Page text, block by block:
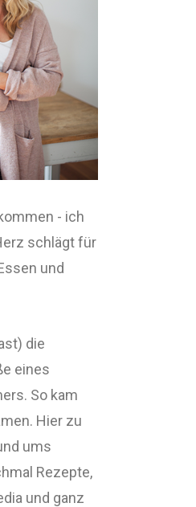
- ich
schlägt für
und
die
eines
So kam
Hier zu
ums
Rezepte,
und ganz